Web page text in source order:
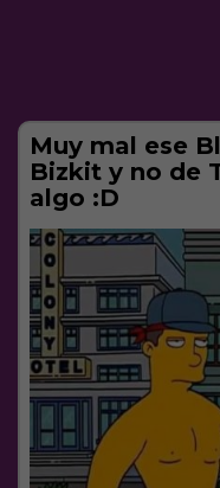
Muy mal ese
Bizkit y no de
algo :D